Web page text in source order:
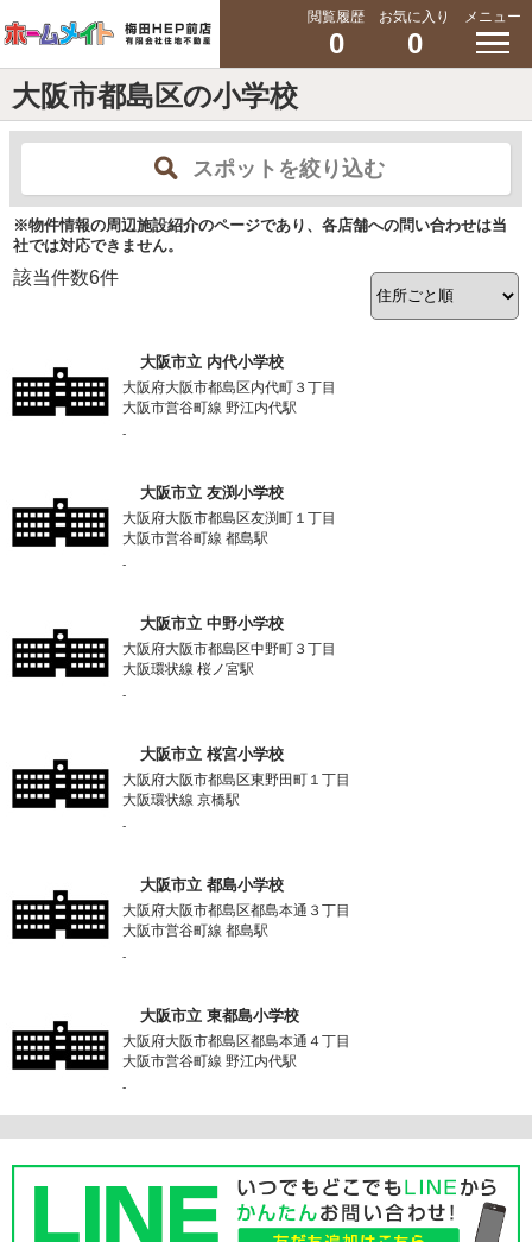
閲覧履歴
0
お気に入り
0
メニュー
大阪市都島区の小学校
スポットを絞り込む
※物件情報の周辺施設紹介のページであり、各店舗への問い合わせは当
社では対応できません。
該当件数6件
大阪市立 内代小学校
大阪府大阪市都島区内代町３丁目
大阪市営谷町線 野江内代駅
-
大阪市立 友渕小学校
大阪府大阪市都島区友渕町１丁目
大阪市営谷町線 都島駅
-
大阪市立 中野小学校
大阪府大阪市都島区中野町３丁目
大阪環状線 桜ノ宮駅
-
大阪市立 桜宮小学校
大阪府大阪市都島区東野田町１丁目
大阪環状線 京橋駅
-
大阪市立 都島小学校
大阪府大阪市都島区都島本通３丁目
大阪市営谷町線 都島駅
-
大阪市立 東都島小学校
大阪府大阪市都島区都島本通４丁目
大阪市営谷町線 野江内代駅
-